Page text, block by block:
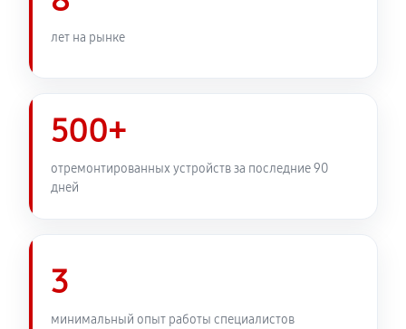
Установка подвеса объектива Canon RF 85mm f/1.2L
USM
360 руб
Замена электронной платы
Ремонт узла автофокуса
Замена переходных шлейфов
лет на рынке
500+
отремонтированных устройств за последние 90
дней
3
минимальный опыт работы специалистов